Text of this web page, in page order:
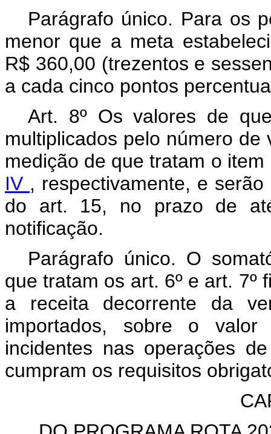
Parágrafo único. Para os
menor que a meta
R$ 360,00 (trezentos e
a cada cinco pontos
Art. 8º Os valores de
multiplicados pelo número
medição de que tratam o
IV , respectivamente, e
do art. 15, no prazo de
notificação.
Parágrafo único. O
que tratam os art. 6º e art. 7º
a receita decorrente da
importados, sobre o valor
incidentes nas operações
cumpram os requisitos